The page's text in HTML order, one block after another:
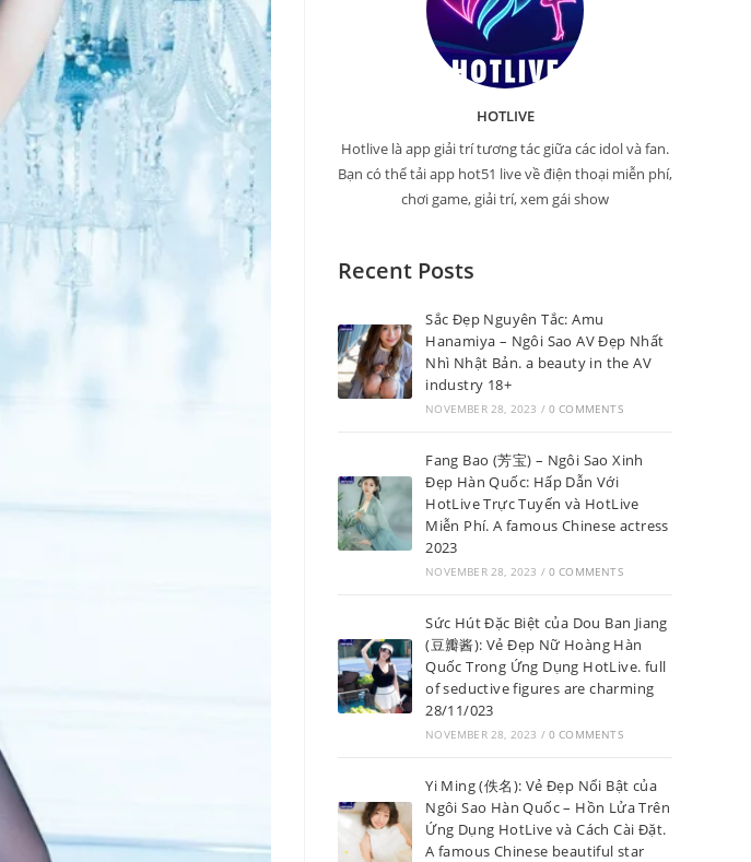
HOTLIVE
Hotlive là app giải trí tương tác giữa các idol và fan.
Bạn có thể tải app hot51 live về điện thoại miễn phí,
chơi game, giải trí, xem gái show
Recent Posts
Sắc Đẹp Nguyên Tắc: Amu
Hanamiya – Ngôi Sao AV Đẹp Nhất
Nhì Nhật Bản. a beauty in the AV
industry 18+
NOVEMBER 28, 2023 / 0 COMMENTS
Fang Bao (芳宝) – Ngôi Sao Xinh
Đẹp Hàn Quốc: Hấp Dẫn Với
HotLive Trực Tuyến và HotLive
Miễn Phí. A famous Chinese actress
2023
NOVEMBER 28, 2023 / 0 COMMENTS
Sức Hút Đặc Biệt của Dou Ban Jiang
(豆瓣酱): Vẻ Đẹp Nữ Hoàng Hàn
Quốc Trong Ứng Dụng HotLive. full
of seductive figures are charming
28/11/023
NOVEMBER 28, 2023 / 0 COMMENTS
Yi Ming (佚名): Vẻ Đẹp Nổi Bật của
Ngôi Sao Hàn Quốc – Hồn Lửa Trên
Ứng Dụng HotLive và Cách Cài Đặt.
A famous Chinese beautiful star